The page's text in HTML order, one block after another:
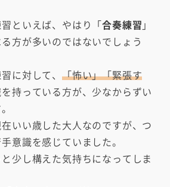
といえば、やはり「合奏練習 」
方が多いのではないでしょう
に対して、 「怖い」「緊張す
持っている方が、少なからずい
いい歳した大人なのですが、つ
意識を感じていました。
少し構えた気持ちになってしま